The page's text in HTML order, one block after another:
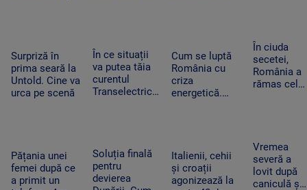
singurul”
amendamente”
combustibil
nu a ajuns
la timp
Surpriză în
prima seară la
Untold. Cine va
urca pe scenă
În ce situații
va putea tăia
curentul
Transelectrica.
industriali”
Cum se luptă
România cu
criza
energetică.
trebuie să ne
întoarcem în
beznă”
În ciuda
secetei,
România a
rămas cel
Recoltele
au atins
niveluri
record
Pățania unei
femei după ce
a primit un
Soluția finală
pentru
devierea
Italienii, cehii
și croații
agonizează la
Vremea
severă a
lovit după
caniculă și